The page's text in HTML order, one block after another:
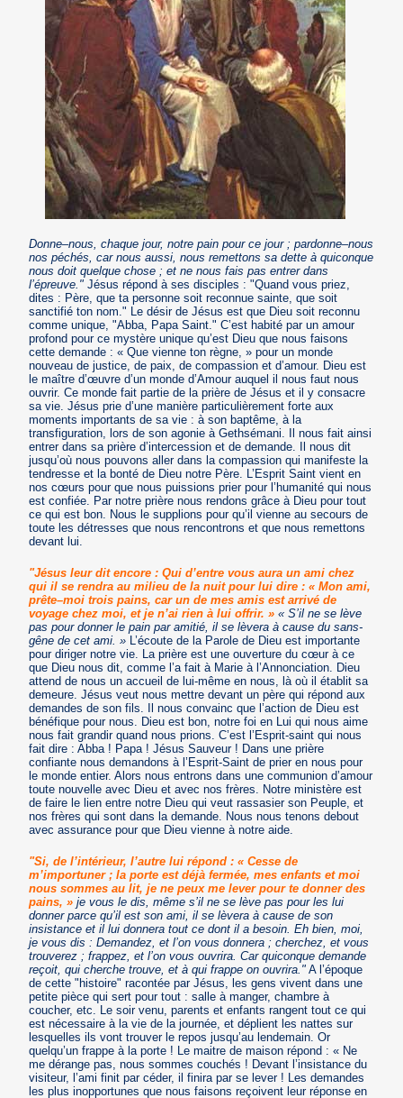
Donne–nous, chaque jour, notre pain pour ce jour ; pardonne–nous
nos péchés, car nous aussi, nous remettons sa dette à quiconque
nous doit quelque chose ; et ne nous fais pas entrer dans
l’épreuve." Jésus répond à ses disciples : "Quand vous priez,
dites : Père, que ta personne soit reconnue sainte, que soit
sanctifié ton nom." Le désir de Jésus est que Dieu soit reconnu
comme unique, "Abba, Papa Saint." C’est habité par un amour
profond pour ce mystère unique qu’est Dieu que nous faisons
cette demande : « Que vienne ton règne, » pour un monde
nouveau de justice, de paix, de compassion et d’amour. Dieu est
le maître d’œuvre d’un monde d’Amour auquel il nous faut nous
ouvrir. Ce monde fait partie de la prière de Jésus et il y consacre
sa vie. Jésus prie d’une manière particulièrement forte aux
moments importants de sa vie : à son baptême, à la
transfiguration, lors de son agonie à Gethsémani. Il nous fait ainsi
entrer dans sa prière d’intercession et de demande. Il nous dit
jusqu’où nous pouvons aller dans la compassion qui manifeste la
tendresse et la bonté de Dieu notre Père. L’Esprit Saint vient en
nos cœurs pour que nous puissions prier pour l’humanité qui nous
est confiée. Par notre prière nous rendons grâce à Dieu pour tout
ce qui est bon. Nous le supplions pour qu’il vienne au secours de
toute les détresses que nous rencontrons et que nous remettons
devant lui.
"Jésus leur dit encore : Qui d’entre vous aura un ami chez
qui il se rendra au milieu de la nuit pour lui dire : « Mon ami,
prête–moi trois pains, car un de mes amis est arrivé de
voyage chez moi, et je n’ai rien à lui offrir. » « S’il ne se lève
pas pour donner le pain par amitié, il se lèvera à cause du sans-
gêne de cet ami. » L’écoute de la Parole de Dieu est importante
pour diriger notre vie. La prière est une ouverture du cœur à ce
que Dieu nous dit, comme l’a fait à Marie à l’Annonciation. Dieu
attend de nous un accueil de lui-même en nous, là où il établit sa
demeure. Jésus veut nous mettre devant un père qui répond aux
demandes de son fils. Il nous convainc que l’action de Dieu est
bénéfique pour nous. Dieu est bon, notre foi en Lui qui nous aime
nous fait grandir quand nous prions. C’est l’Esprit-saint qui nous
fait dire : Abba ! Papa ! Jésus Sauveur ! Dans une prière
confiante nous demandons à l’Esprit-Saint de prier en nous pour
le monde entier. Alors nous entrons dans une communion d’amour
toute nouvelle avec Dieu et avec nos frères. Notre ministère est
de faire le lien entre notre Dieu qui veut rassasier son Peuple, et
nos frères qui sont dans la demande. Nous nous tenons debout
avec assurance pour que Dieu vienne à notre aide.
"Si, de l’intérieur, l’autre lui répond : « Cesse de
m’importuner ; la porte est déjà fermée, mes enfants et moi
nous sommes au lit, je ne peux me lever pour te donner des
pains, » je vous le dis, même s’il ne se lève pas pour les lui
donner parce qu’il est son ami, il se lèvera à cause de son
insistance et il lui donnera tout ce dont il a besoin. Eh bien, moi,
je vous dis : Demandez, et l’on vous donnera ; cherchez, et vous
trouverez ; frappez, et l’on vous ouvrira. Car quiconque demande
reçoit, qui cherche trouve, et à qui frappe on ouvrira." A l’époque
de cette "histoire" racontée par Jésus, les gens vivent dans une
petite pièce qui sert pour tout : salle à manger, chambre à
coucher, etc. Le soir venu, parents et enfants rangent tout ce qui
est nécessaire à la vie de la journée, et déplient les nattes sur
lesquelles ils vont trouver le repos jusqu’au lendemain. Or
quelqu’un frappe à la porte ! Le maitre de maison répond : « Ne
me dérange pas, nous sommes couchés ! Devant l’insistance du
visiteur, l’ami finit par céder, il finira par se lever ! Les demandes
les plus inopportunes que nous faisons reçoivent leur réponse en